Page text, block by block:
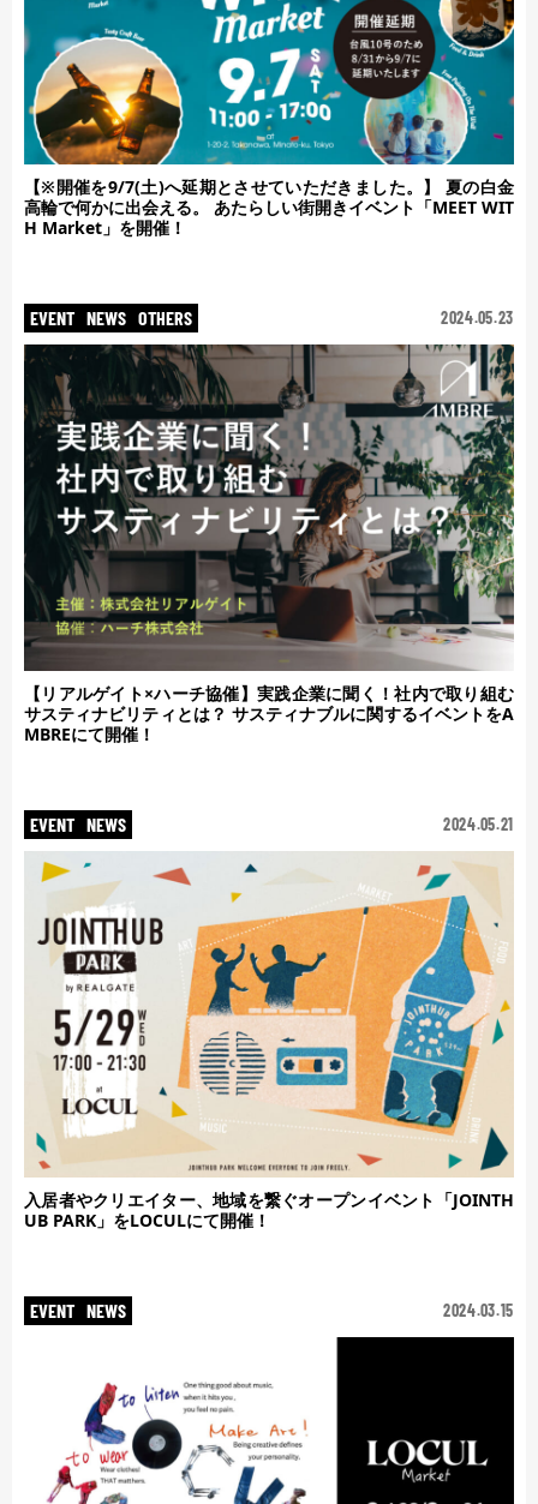
【※開催を9/7(土)へ延期とさせていただきました。】 夏の白金
高輪で何かに出会える。 あたらしい街開きイベント「MEET WIT
H Market」を開催！
EVENT NEWS OTHERS 2024.05.23
【リアルゲイト×ハーチ協催】実践企業に聞く！社内で取り組む
サスティナビリティとは？ サスティナブルに関するイベントをA
MBREにて開催！
EVENT NEWS 2024.05.21
入居者やクリエイター、地域を繋ぐオープンイベント「JOINTH
UB PARK」をLOCULにて開催！
EVENT NEWS 2024.03.15